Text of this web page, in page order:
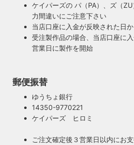
ケイパーズの パ（PA）、ズ（
力間違いにご注意下さい
当店口座に入金が反映された日
受注製作品の場合、当店口座に
営業日に製作を開始
郵便振替
ゆうちょ銀行
14350-9770221
ケイパーズ ヒロミ
ご注文確定後３営業日以内にお